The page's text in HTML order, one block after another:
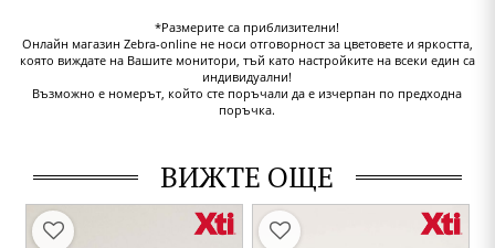
*Размерите са приблизителни!
Онлайн магазин Zebra-online не носи отговорност за цветовете и яркостта,
която виждате на Вашите монитори, тъй като настройките на всеки един са
индивидуални!
Възможно е номерът, който сте поръчали да е изчерпан по предходна
поръчка.
ВИЖТЕ ОЩЕ